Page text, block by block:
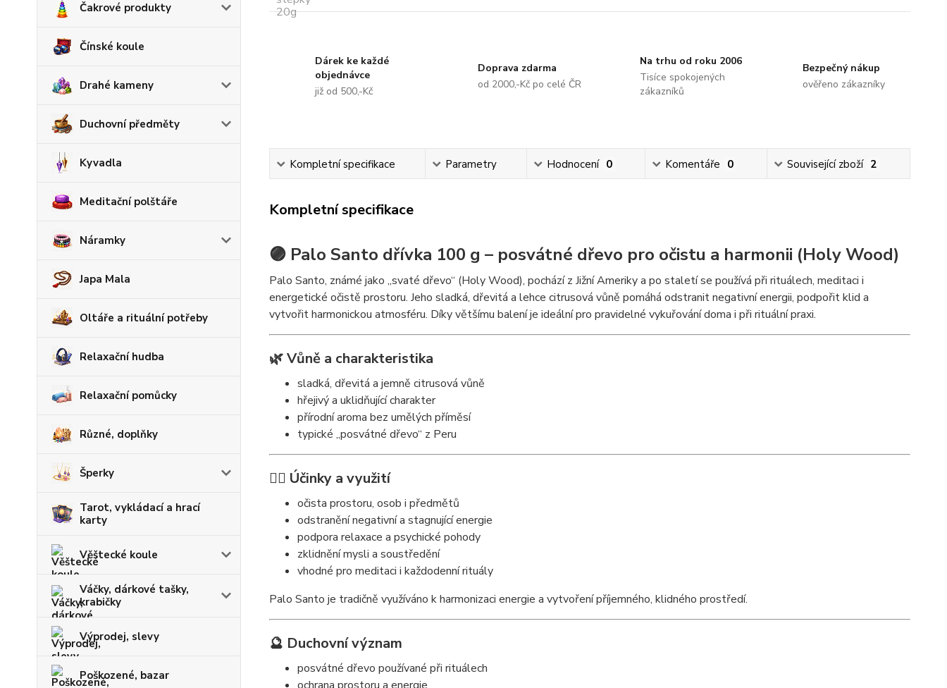
Čakrové produkty
Čínské koule
Drahé kameny
Duchovní předměty
Kyvadla
Meditační polštáře
Náramky
Japa Mala
Oltáře a rituální potřeby
Relaxační hudba
Relaxační pomůcky
Různé, doplňky
Šperky
Tarot, vykládací a hrací
karty
Věštecké koule
Váčky, dárkové tašky,
krabičky
Výprodej, slevy
Poškozené, bazar
Dárek ke každé
objednávce
již od 500,-Kč
Doprava zdarma
od 2000,-Kč po celé ČR
Na trhu od roku 2006
Tisíce spokojených
zákazníků
Bezpečný nákup
ověřeno zákazníky
Kompletní specifikace Parametry Hodnocení 0 Komentáře 0 Související zboží 2
Kompletní specifikace
🟣 Palo Santo dřívka 100 g – posvátné dřevo pro očistu a harmonii (Holy Wood)
Palo Santo, známé jako „svaté dřevo“ (Holy Wood), pochází z Jižní Ameriky a po staletí se používá při rituálech, meditaci i
energetické očistě prostoru. Jeho sladká, dřevitá a lehce citrusová vůně pomáhá odstranit negativní energii, podpořit klid a
vytvořit harmonickou atmosféru. Díky většímu balení je ideální pro pravidelné vykuřování doma i při rituální praxi.
🌿 Vůně a charakteristika
sladká, dřevitá a jemně citrusová vůně
hřejivý a uklidňující charakter
přírodní aroma bez umělých příměsí
typické „posvátné dřevo“ z Peru
🧘‍♀️ Účinky a využití
očista prostoru, osob i předmětů
odstranění negativní a stagnující energie
podpora relaxace a psychické pohody
zklidnění mysli a soustředění
vhodné pro meditaci i každodenní rituály
Palo Santo je tradičně využíváno k harmonizaci energie a vytvoření příjemného, klidného prostředí.
🔮 Duchovní význam
posvátné dřevo používané při rituálech